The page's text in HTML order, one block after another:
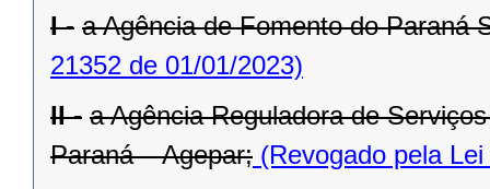
I - a Agência de Fomento do Paraná
21352 de 01/01/2023)
II - a Agência Reguladora de
Paraná – Agepar; (Revogado pela